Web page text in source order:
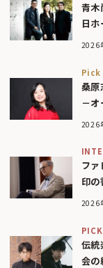
青木
日
2026
Pick
桑原
－
2026
フ
印の
2026
伝統
会の